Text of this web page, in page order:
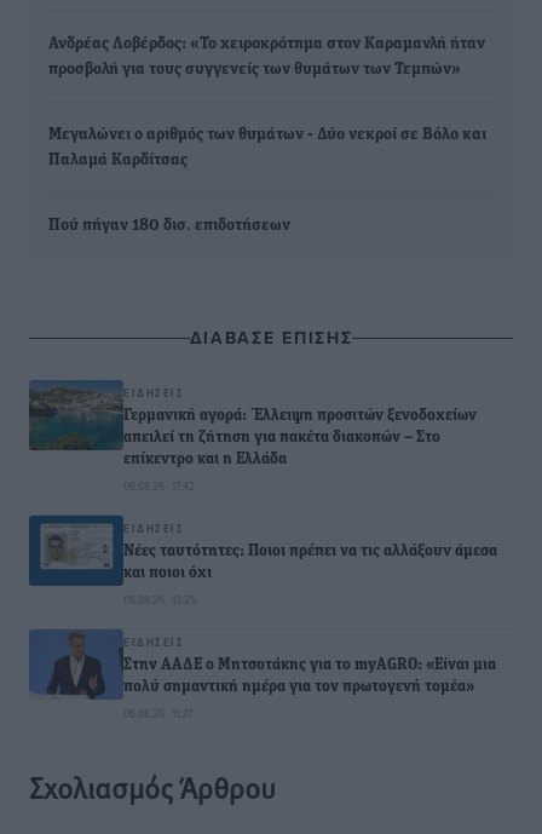
Ανδρέας Λοβέρδος: «Το χειροκρότημα στον Καραμανλή ήταν
προσβολή για τους συγγενείς των θυμάτων των Τεμπών»
Μεγαλώνει ο αριθμός των θυμάτων - Δύο νεκροί σε Βόλο και
Παλαμά Καρδίτσας
Πού πήγαν 180 δισ. επιδοτήσεων
ΔΙΑΒΑΣΕ ΕΠΙΣΗΣ
ΕΙΔΉΣΕΙΣ
Γερμανική αγορά: Έλλειψη προσιτών ξενοδοχείων
απειλεί τη ζήτηση για πακέτα διακοπών – Στο
επίκεντρο και η Ελλάδα
06.08.26 · 17:42
ΕΙΔΉΣΕΙΣ
Νέες ταυτότητες: Ποιοι πρέπει να τις αλλάξουν άμεσα
και ποιοι όχι
06.08.26 · 13:25
ΕΙΔΉΣΕΙΣ
Στην ΑΑΔΕ ο Μητσοτάκης για το myAGRO: «Είναι μια
πολύ σημαντική ημέρα για τον πρωτογενή τομέα»
06.08.26 · 11:37
Σχολιασμός Άρθρου